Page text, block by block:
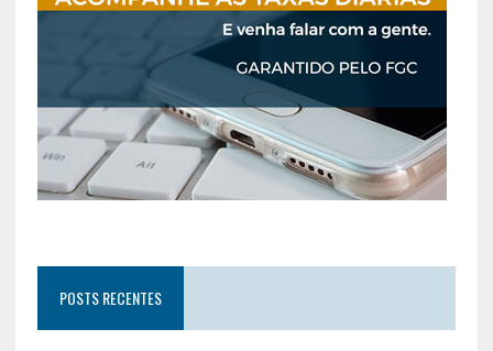
POSTS RECENTES